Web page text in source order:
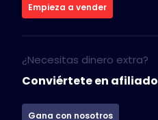
Empieza a vender
¿Necesitas dinero extra?
Conviértete en afiliado
Gana con nosotros